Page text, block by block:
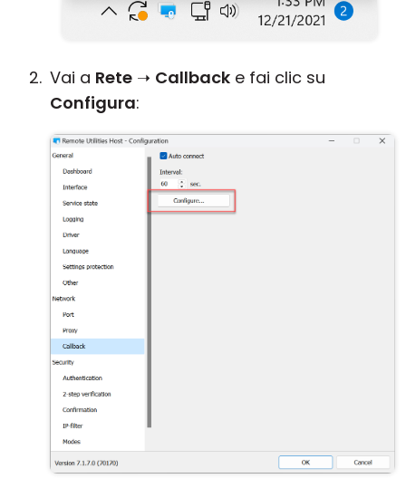
Vai a Rete ➝ Callback e fai clic su
Configura: